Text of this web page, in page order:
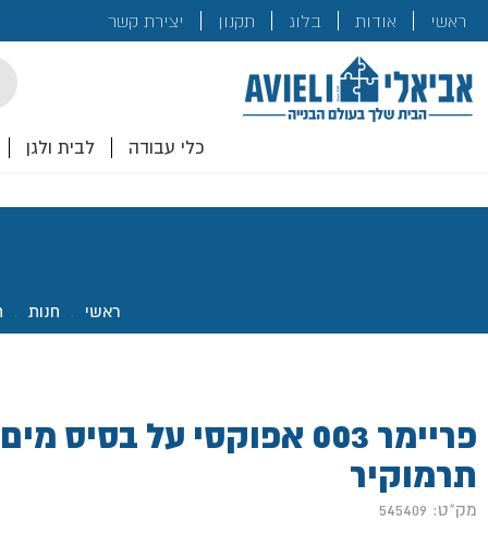
ראשי אודות בלוג תקנון יצירת קשרלכם!
כלי עבודה לבית ולגן
ראשי . חנות .
תרמוקיר
מק"ט: 545409